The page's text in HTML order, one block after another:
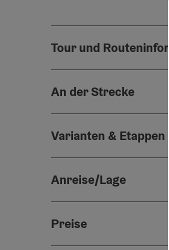
Tour und
An der Strecke
Varianten & Etappen
Anreise/Lage
Preise